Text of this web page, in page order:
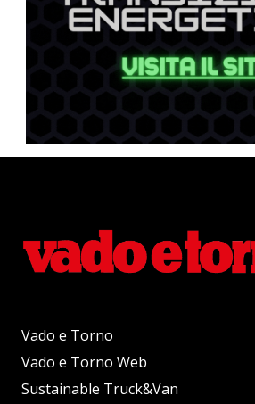
Vado e Torno
Vado e Torno Web
Sustainable Truck&Van